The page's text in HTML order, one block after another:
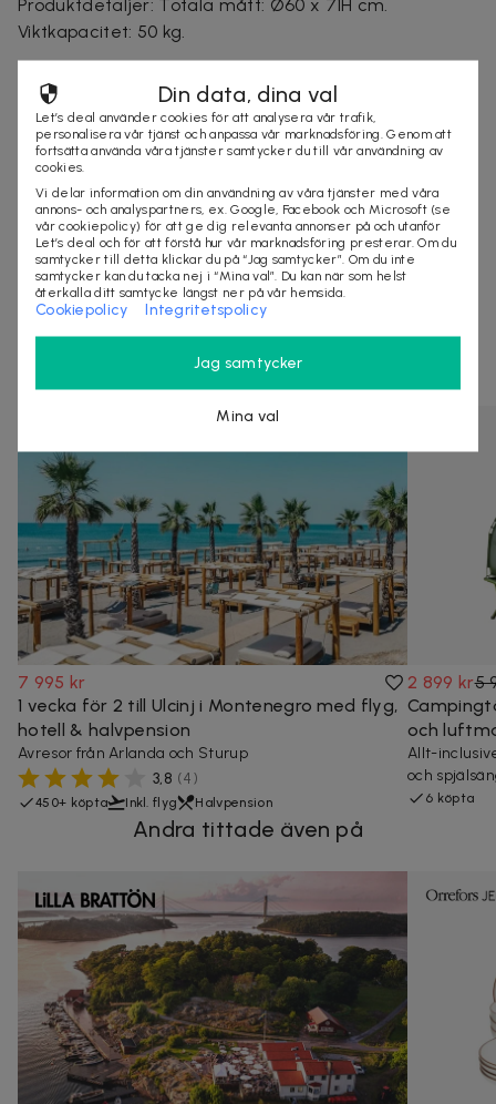
Produktdetaljer: Totala mått: Ø60 x 71H cm.
Viktkapacitet: 50 kg.
Säljes av
Best Trade
Organisationsnummer
559205-2038
KÖP
Andra som kollat på dealen ovan tittar även
på
7 995 kr
1 vecka för 2 till Ulcinj i Montenegro med flyg,
hotell & halvpension
Avresor från Arlanda och Sturup
3,8 (4)
450+ köpta Inkl. flyg Halvpension
2 899 kr5
och
Allt-
och
6 köpta
Andra tittade även på
Din data, dina val
Let’s deal använder cookies för att analysera vår trafik,
personalisera vår tjänst och anpassa vår marknadsföring. Genom att
fortsätta använda våra tjänster samtycker du till vår användning av
cookies.
Vi delar information om din användning av våra tjänster med våra
annons- och analyspartners, ex. Google, Facebook och Microsoft (se
vår cookiepolicy) för att ge dig relevanta annonser på och utanför
Let’s deal och för att förstå hur vår marknadsföring presterar. Om du
samtycker till detta klickar du på “Jag samtycker”. Om du inte
samtycker kan du tacka nej i “Mina val”. Du kan när som helst
återkalla ditt samtycke längst ner på vår hemsida.
Cookiepolicy Integritetspolicy
Jag samtycker
Mina val